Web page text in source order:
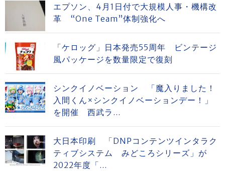
エプソン、4月1日付で大規模人事・機構改
革 “One Team”体制強化へ
「ケロッグ」日本発売55周年 ビンテージ
風パッケージを数量限定で復刻
シンクイノベーション 「魔入りました！
入間くん×シンクイノベーションデー！」
を開催 西武ラ...
大日本印刷 「DNPコンテンツインタラク
ティブシステム みどころシリーズ」が
2022年度「...